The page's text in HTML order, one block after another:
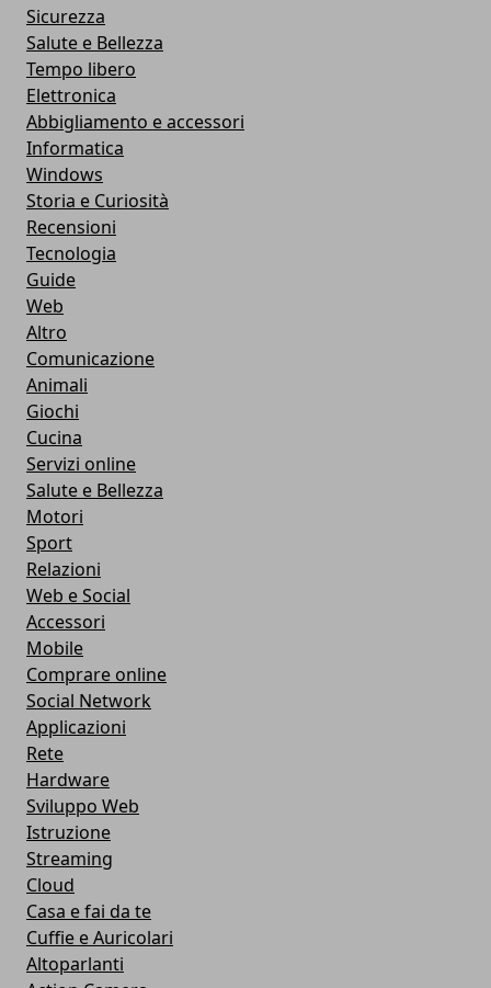
Sicurezza
Salute e Bellezza
Tempo libero
Elettronica
Abbigliamento e accessori
Informatica
Windows
Storia e Curiosità
Recensioni
Tecnologia
Guide
Web
Altro
Comunicazione
Animali
Giochi
Cucina
Servizi online
Salute e Bellezza
Motori
Sport
Relazioni
Web e Social
Accessori
Mobile
Comprare online
Social Network
Applicazioni
Rete
Hardware
Sviluppo Web
Istruzione
Streaming
Cloud
Casa e fai da te
Cuffie e Auricolari
Altoparlanti